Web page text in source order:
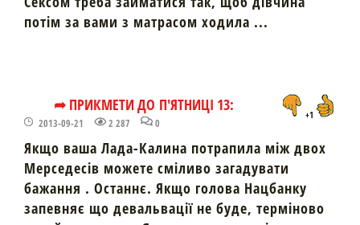
потім за вами з матрасом ходила ...
➦ ПРИКМЕТИ ДО П'ЯТНИЦІ 13:
2013-09-21 2 287 0
+1
Якщо ваша Лада-Калина потрапила між двох
Мерседесів можете сміливо загадувати
бажання . Останнє. Якщо голова Нацбанку
запевняє що девальвації не буде, терміново